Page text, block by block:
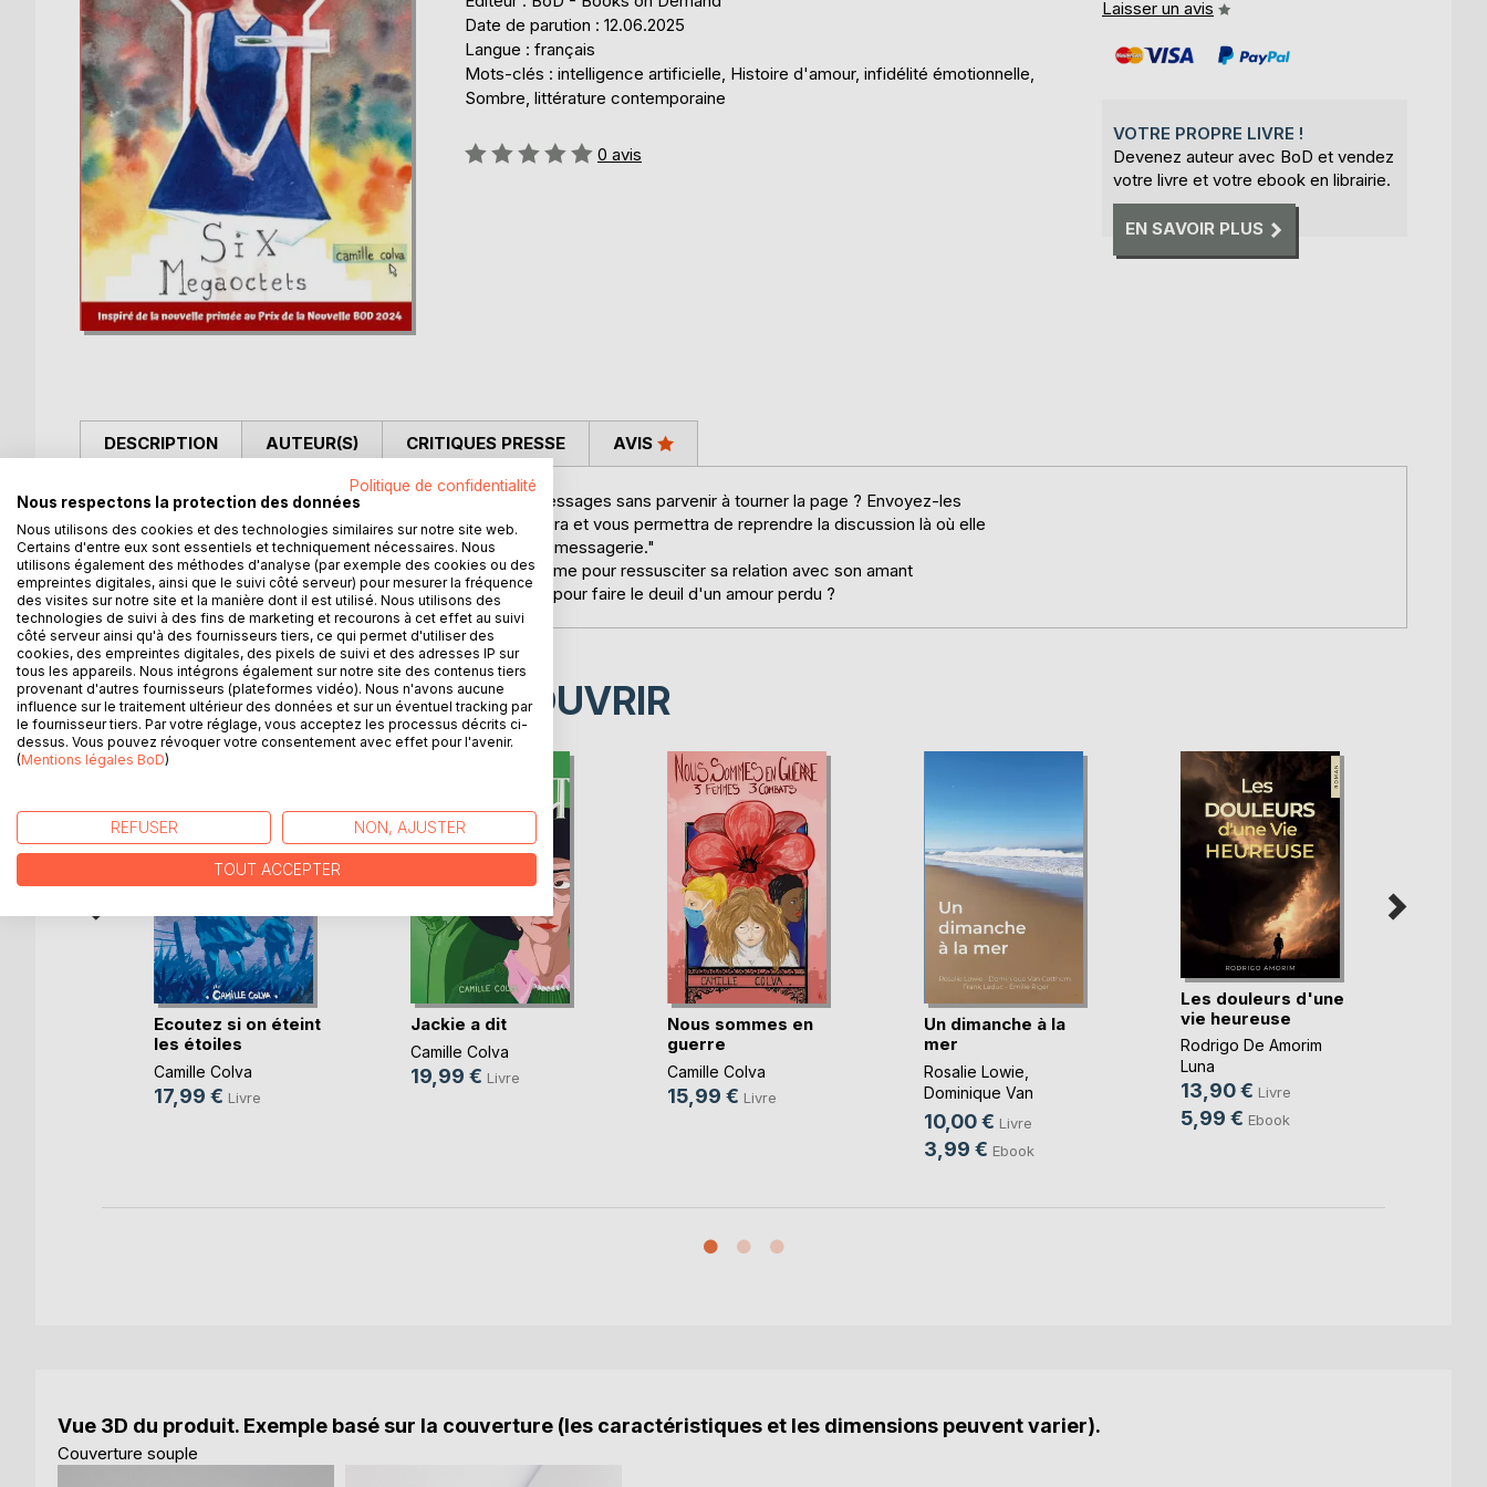
Date de parution : 12.06.2025
Langue : français
Mots-clés : intelligence artificielle, Histoire d'amour, infidélité émotionnelle,
Sombre, littérature contemporaine
Évaluation:
0 avis
Laisser un avis
VOTRE PROPRE LIVRE !
Devenez auteur avec BoD et vendez
votre livre et votre ebook en librairie.
EN SAVOIR PLUS
DESCRIPTION
"Vous venez de perdre un être cher ? Vous relisez ses messages sans parvenir à tourner la page ? Envoyez-les
plutôt à Plume, notre intelligence artificielle qui les analysera et vous permettra de reprendre la discussion là où elle
s'est arrêtée. Compatible avec toutes les applications de messagerie."
Une quadragénaire bien établie dans sa vie télécharge Plume pour ressusciter sa relation avec son amant
épistolaire. Mais la technologie est-elle le meilleur moyen pour faire le deuil d'un amour perdu ?
AUTEUR(S) CRITIQUES PRESSE AVIS
D’AUTRES TITRES À DÉCOUVRIR
Ecoutez si on éteint
les étoiles
Camille Colva
17,99 € Livre
Jackie a dit
Camille Colva
19,99 € Livre
Nous sommes en
guerre
Camille Colva
15,99 € Livre
Un dimanche à la
mer
Rosalie Lowie
Dominique Van
Cotthem, ...
10,00 € Livre
3,99 € Ebook
Les douleurs d'une
vie heureuse
Rodrigo De Amorim
Luna
13,90 € Livre
5,99 € Ebook
Vue 3D du produit. Exemple basé sur la couverture (les caractéristiques et les dimensions peuvent varier).
Couverture souple
Politique de confidentialité
Nous respectons la protection des données
Nous utilisons des cookies et des technologies similaires sur notre site web.
Certains d'entre eux sont essentiels et techniquement nécessaires. Nous
utilisons également des méthodes d'analyse (par exemple des cookies ou des
empreintes digitales, ainsi que le suivi côté serveur) pour mesurer la fréquence
des visites sur notre site et la manière dont il est utilisé. Nous utilisons des
technologies de suivi à des fins de marketing et recourons à cet effet au suivi
côté serveur ainsi qu'à des fournisseurs tiers, ce qui permet d'utiliser des
cookies, des empreintes digitales, des pixels de suivi et des adresses IP sur
tous les appareils. Nous intégrons également sur notre site des contenus tiers
provenant d'autres fournisseurs (plateformes vidéo). Nous n'avons aucune
influence sur le traitement ultérieur des données et sur un éventuel tracking par
le fournisseur tiers. Par votre réglage, vous acceptez les processus décrits ci-
dessus. Vous pouvez révoquer votre consentement avec effet pour l'avenir.
(Mentions légales BoD)
REFUSER NON, AJUSTER
TOUT ACCEPTER